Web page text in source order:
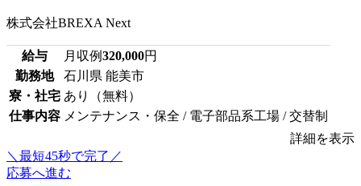
株式会社BREXA Next
給与 月収例320,000円
勤務地
石川県 能美市
寮・社宅 あり（無料）
仕事内容 メンテナンス・保全 / 電子部品系工場 / 交替制
詳細を表示
＼最短45秒で完了／
応募へ進む